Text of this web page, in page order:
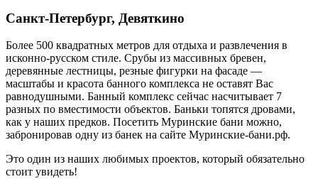
Санкт-Петербург, Девяткино
Более 500 квадратных метров для отдыха и развлечения в
исконно-русском стиле. Срубы из массивных бревен,
деревянные лестницы, резные фигурки на фасаде —
масштабы и красота банного комплекса не оставят Вас
равнодушными. Банный комплекс сейчас насчитывает 7
разных по вместимости объектов. Баньки топятся дровами,
как у наших предков. Посетить Муринские бани можно,
забронировав одну из банек на сайте Муринские-бани.рф.
Это один из наших любимых проектов, который обязательно
стоит увидеть!